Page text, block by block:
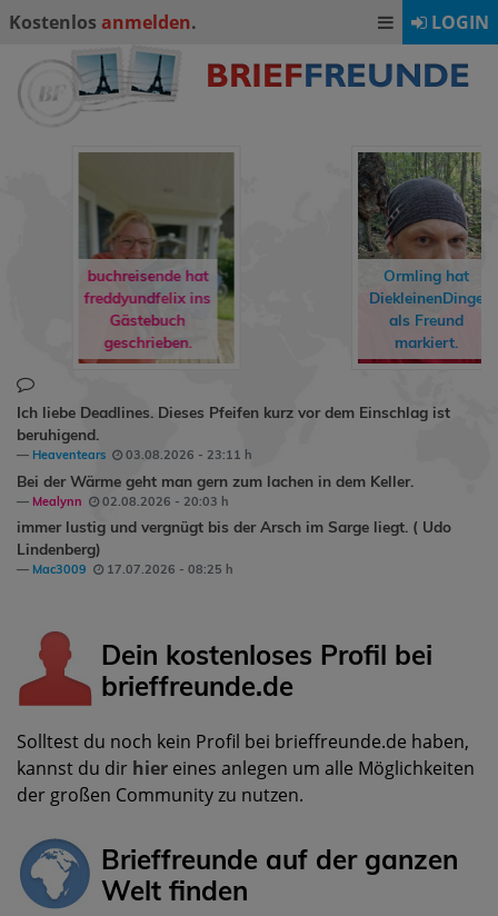
Kostenlos anmelden. LOGIN
buchreisende hat
freddyundfelixins
Gästebuch
geschrieben.
Ormlinghat
DiekleinenDinge
als Freund
markiert.
Ich liebe Deadlines. Dieses Pfeifen kurz vor dem Einschlag ist
beruhigend.
Heaventears 03.08.2026 - 23:11 h
Bei der Wärme geht man gern zum lachen in dem Keller.
Mealynn 02.08.2026 - 20:03 h
immer lustig und vergnügt bis der Arsch im Sarge liegt. ( Udo
Lindenberg)
Mac3009 17.07.2026 - 08:25 h
Dein kostenloses Profil bei
brieffreunde.de
Solltest du noch kein Profil bei brieffreunde.de haben,
kannst du dir hier eines anlegen um alle Möglichkeiten
der großen Community zu nutzen.
Brieffreunde auf der ganzen
Welt finden